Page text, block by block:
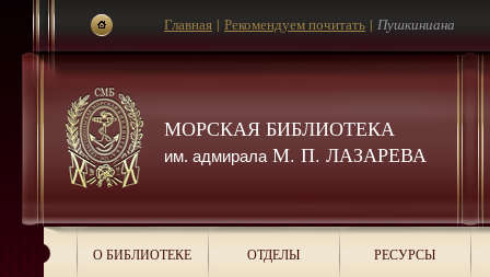
МОРСКАЯ БИБЛИОТЕКА
им. адмиралаМ. П. ЛАЗАРЕВА
Главная | Рекомендуем почитать | Пушкиниана
О БИБЛИОТЕКЕ ОТДЕЛЫ РЕСУРСЫ